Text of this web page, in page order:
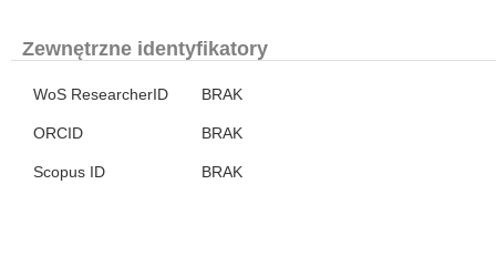
Zewnętrzne identyfikatory
WoS ResearcherID BRAK
ORCID BRAK
Scopus ID BRAK